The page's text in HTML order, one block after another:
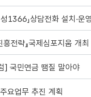
1366」상담전화 설치·운
흥전략』국제심포지움 개최
] 국민연금 땜질 말아야
요업무 추진 계획